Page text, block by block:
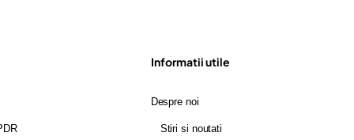
Informatii utile
Despre noi
Stiri si noutati